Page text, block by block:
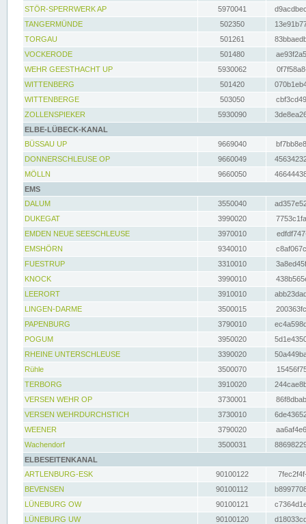
STÖR-SPERRWERK AP 5970041
TANGERMÜNDE
502350
TORGAU
501261
VOCKERODE
501480
WEHR GEESTHACHT UP
5930062
WITTENBERG
501420
WITTENBERGE
503050
ZOLLENSPIEKER
5930090
ELBE-LÜBECK-KANAL
BÜSSAU UP
9669040
DONNERSCHLEUSE OP
9660049
MÖLLN
9660050
EMS
DALUM
3550040
DUKEGAT
3990020
EMDEN NEUE SEESCHLEUSE
3970010
EMSHÖRN
9340010
FUESTRUP
3310010
KNOCK
3990010
LEERORT
3910010
LINGEN-DARME
3500015
PAPENBURG
3790010
POGUM
3950020
RHEINE UNTERSCHLEUSE
3390020
Rühle
3500070
TERBORG
3910020
VERSEN WEHR OP
3730001
VERSEN WEHRDURCHSTICH
3730010
WEENER
3790020
Wachendorf
3500031
ELBESEITENKANAL
ARTLENBURG-ESK
90100122
BEVENSEN
90100112
LÜNEBURG OW
90100121
LÜNEBURG UW
90100120